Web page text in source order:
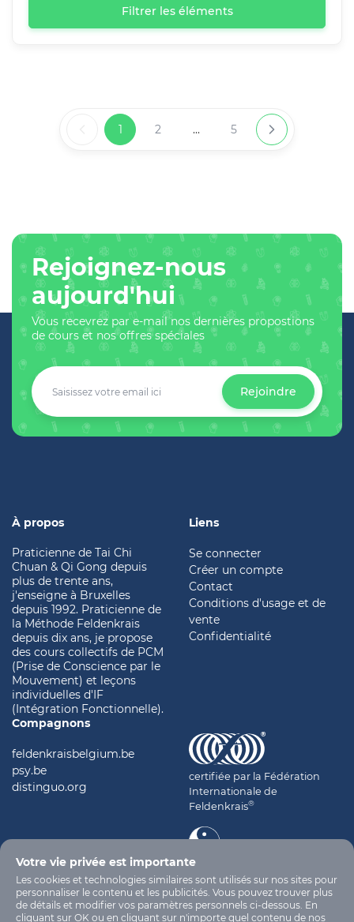
Filtrer les éléments
1 2 ... 5
Rejoignez-nous
aujourd'hui
Vous recevrez par e-mail nos dernières propostions
de cours et nos offres spéciales
Rejoindre
À propos
Praticienne de Tai Chi
Chuan & Qi Gong depuis
plus de trente ans,
j'enseigne à Bruxelles
depuis 1992. Praticienne de
la Méthode Feldenkrais
depuis dix ans, je propose
des cours collectifs de PCM
(Prise de Conscience par le
Mouvement) et leçons
individuelles d'IF
(Intégration Fonctionnelle).
Liens
Se connecter
Créer un compte
Contact
Conditions d'usage et de
vente
Confidentialité
Compagnons
feldenkraisbelgium.be
psy.be
distinguo.org
certifiée par la Fédération
Internationale de
Feldenkrais®
certifiée par l'ITCCA
Votre vie privée est importante
Les cookies et technologies similaires sont utilisés sur nos sites pour
personnaliser le contenu et les publicités. Vous pouvez trouver plus
de détails et modifier vos paramètres personnels ci-dessous. En
cliquant sur OK ou en cliquant sur n'importe quel contenu de nos